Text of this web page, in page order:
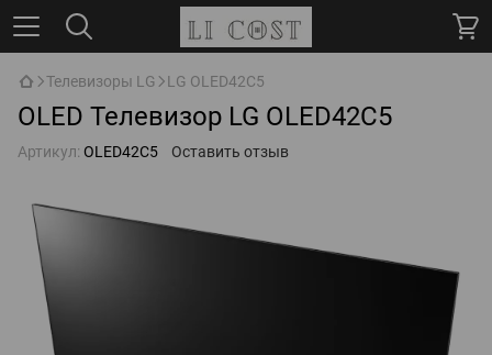
Телевизоры LG LG OLED42C5
OLED Телевизор LG OLED42C5
Артикул: OLED42C5 Оставить отзыв